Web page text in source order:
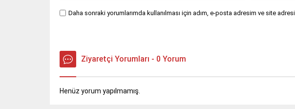
Daha sonraki yorumlarımda kullanılması için adım, e-posta adresim ve site
Ziyaretçi Yorumları - 0 Yorum
Henüz yorum yapılmamış.